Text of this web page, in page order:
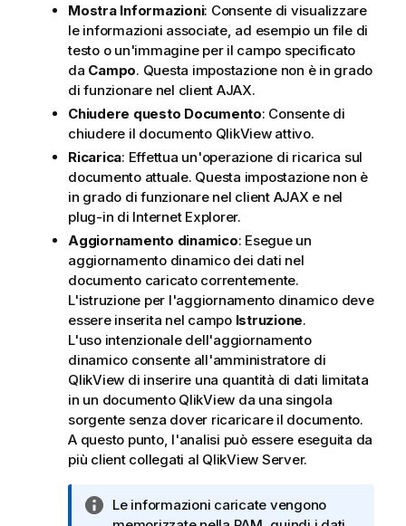
Mostra Informazioni: Consente di visualizzare
le informazioni associate, ad esempio un file di
testo o un'immagine per il campo specificato
da Campo. Questa impostazione non è in grado
di funzionare nel client AJAX.
Chiudere questo Documento: Consente di
chiudere il documento QlikView attivo.
Ricarica: Effettua un'operazione di ricarica sul
documento attuale. Questa impostazione non è
in grado di funzionare nel client AJAX e nel
plug-in di Internet Explorer.
Aggiornamento dinamico: Esegue un
aggiornamento dinamico dei dati nel
documento caricato correntemente.
L'istruzione per l'aggiornamento dinamico deve
essere inserita nel campo Istruzione.
L'uso intenzionale dell'aggiornamento
dinamico consente all'amministratore di
QlikView di inserire una quantità di dati limitata
in un documento QlikView da una singola
sorgente senza dover ricaricare il documento.
A questo punto, l'analisi può essere eseguita da
più client collegati al QlikView Server.
N
Le informazioni caricate vengono